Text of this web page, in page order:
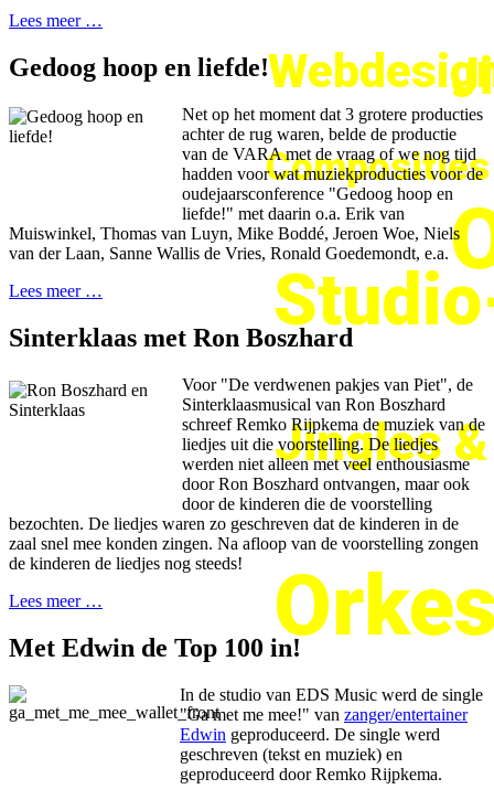
Jingles
Lees meer …
Gedoog hoop en liefde!
Net op het moment dat 3 grotere producties
achter de rug waren, belde de productie
van de VARA met de vraag of we nog tijd
hadden voor wat muziekproducties voor de
oudejaarsconference "Gedoog hoop en
liefde!" met daarin o.a. Erik van
Muiswinkel, Thomas van Luyn, Mike Boddé, Jeroen Woe, Niels
van der Laan, Sanne Wallis de Vries, Ronald Goedemondt, e.a.
Lees meer …
Sinterklaas met Ron Boszhard
Voor "De verdwenen pakjes van Piet", de
Sinterklaasmusical van Ron Boszhard
schreef Remko Rijpkema de muziek van de
liedjes uit die voorstelling. De liedjes
werden niet alleen met veel enthousiasme
door Ron Boszhard ontvangen, maar ook
door de kinderen die de voorstelling
bezochten. De liedjes waren zo geschreven dat de kinderen in de
zaal snel mee konden zingen. Na afloop van de voorstelling zongen
de kinderen de liedjes nog steeds!
Lees meer …
Met Edwin de Top 100 in!
In de studio van EDS Music werd de single
"Ga met me mee!" van zanger/entertainer
Edwin geproduceerd. De single werd
geschreven (tekst en muziek) en
geproduceerd door Remko Rijpkema.